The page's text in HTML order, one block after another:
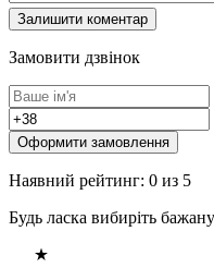
Замовити дзвінок
Оформити замовлення
Наявний рейтинг: 0 из 5
Будь ласка вибиріть